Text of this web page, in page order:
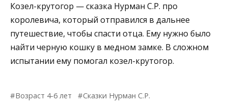
Козел-крутогор — сказка Нурман С.Р. про
королевича, который отправился в дальнее
путешествие, чтобы спасти отца. Ему нужно было
найти черную кошку в медном замке. В сложном
испытании ему помогал козел-крутогор.
Возраст 4-6 лет Сказки Нурман С.Р.